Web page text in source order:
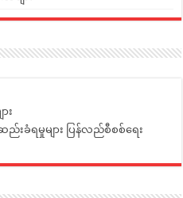
း
ည်းခံရမှုများ ပြန်လည်စီစစ်ရေး